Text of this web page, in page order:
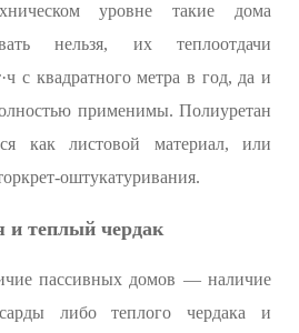
уровне такие дома
нельзя, их теплоотдачи
с квадратного метра в год, да и
применимы. Полиуретан
как листовой материал, или
оштукатуривания.
и теплый чердак
пассивных домов — наличие
либо теплого чердака и